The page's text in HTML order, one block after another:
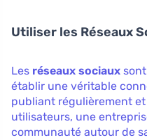
Utiliser les Réseaux
Les réseaux sociaux
établir une véritable
publiant régulièrement
utilisateurs, une
communauté autour de